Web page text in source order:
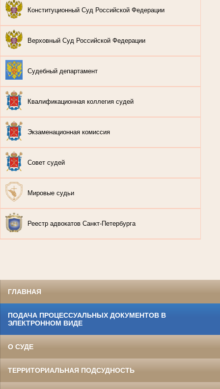
Конституционный Суд Российской Федерации
Верховный Суд Российской Федерации
Судебный департамент
Квалификационная коллегия судей
Экзаменационная комиссия
Совет судей
Мировые судьи
Реестр адвокатов Санкт-Петербурга
ГЛАВНАЯ
ПОДАЧА ПРОЦЕССУАЛЬНЫХ ДОКУМЕНТОВ В
ЭЛЕКТРОННОМ ВИДЕ
О СУДЕ
ТЕРРИТОРИАЛЬНАЯ ПОДСУДНОСТЬ